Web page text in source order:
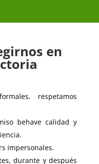
en
respetamos
behave calidad y
impersonales.
durante y después